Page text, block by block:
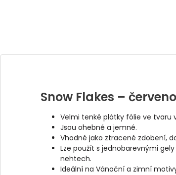
Snow Flakes –
Velmi tenké plátky fólie ve tvaru
Jsou ohebné a jemné.
Vhodné jako ztracené zdobení,
Lze použít s jednobarevnými
nehtech.
Ideální na Vánoční a zimní